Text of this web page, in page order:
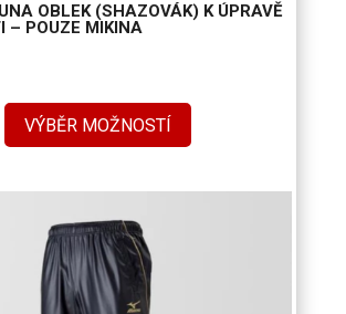
OBLEK (SHAZOVÁK) K ÚPRAVĚ
– POUZE MIKINA
VÝBĚR MOŽNOSTÍ